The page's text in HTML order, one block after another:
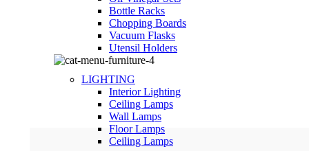
Bottle Racks
Chopping Boards
Vacuum Flasks
Utensil Holders
LIGHTING
Interior Lighting
Ceiling Lamps
Wall Lamps
Floor Lamps
Ceiling Lamps